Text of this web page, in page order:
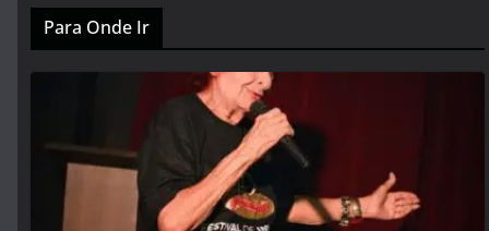
Para Onde Ir